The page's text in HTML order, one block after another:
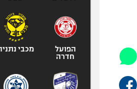
אופניים
ספורט
כדורמים
בייסבול MLB
הפועל
חדרה
מכבי